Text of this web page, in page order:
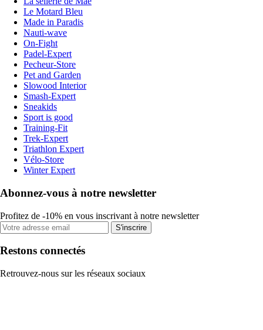
Le Motard Bleu
Made in Paradis
Nauti-wave
On-Fight
Padel-Expert
Pecheur-Store
Pet and Garden
Slowood Interior
Smash-Expert
Sneakids
Sport is good
Training-Fit
Trek-Expert
Triathlon Expert
Vélo-Store
Winter Expert
Abonnez-vous à notre newsletter
Profitez de -10% en vous inscrivant à notre newsletter
S'inscrire
Restons connectés
Retrouvez-nous sur les réseaux sociaux